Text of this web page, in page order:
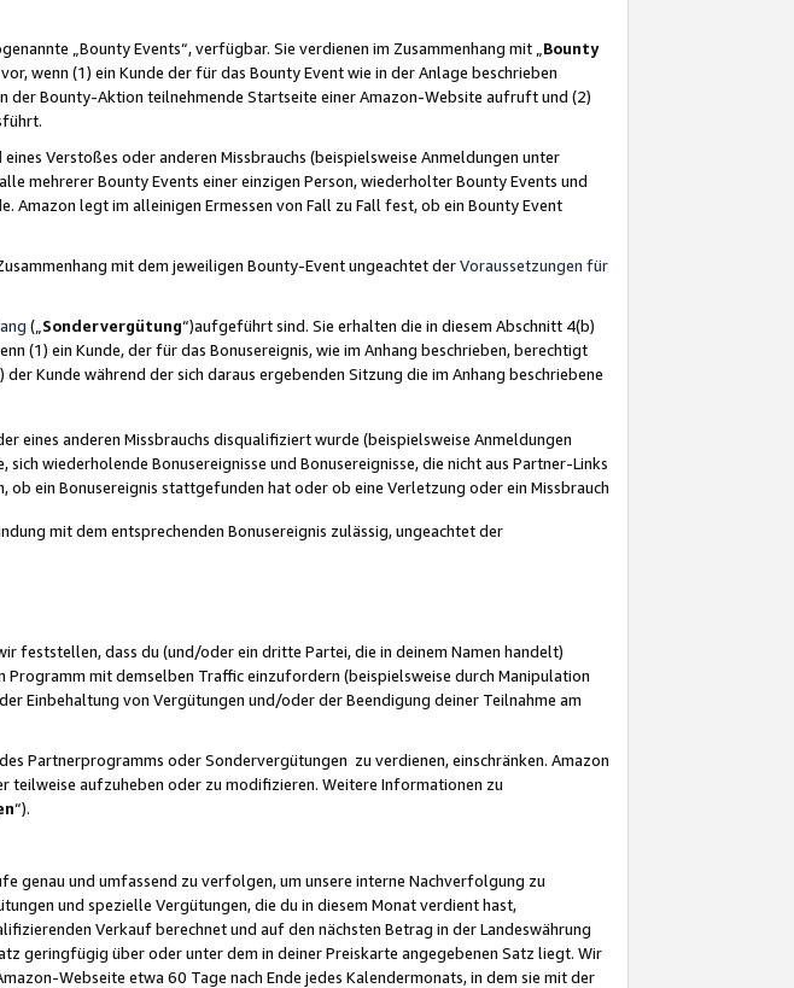
„Bounty Events“, verfügbar. Sie verdienen im Zusammenhang mit „ Bounty
wenn (1) ein Kunde der für das Bounty Event wie in der Anlage beschrieben
der Bounty-Aktion teilnehmende Startseite einer Amazon-Website aufruft und (2)
Verstoßes oder anderen Missbrauchs (beispielsweise Anmeldungen unter
mehrerer Bounty Events einer einzigen Person, wiederholter Bounty Events und
legt im alleinigen Ermessen von Fall zu Fall fest, ob ein Bounty Event
mit dem jeweiligen Bounty-Event ungeachtet derVoraussetzungen für
(„ Sondervergütung“)aufgeführt sind. Sie erhalten die in diesem Abschnitt 4(b)
(1) ein Kunde, der für das Bonusereignis, wie im Anhang beschrieben, berechtigt
Kunde während der sich daraus ergebenden Sitzung die im Anhang beschriebene
eines anderen Missbrauchs disqualifiziert wurde (beispielsweise Anmeldungen
wiederholende Bonusereignisse und Bonusereignisse, die nicht aus Partner-Links
ein Bonusereignis stattgefunden hat oder ob eine Verletzung oder ein Missbrauch
mit dem entsprechenden Bonusereignis zulässig, ungeachtet der
feststellen, dass du (und/oder ein dritte Partei, die in deinem Namen handelt)
mit demselben Traffic einzufordern (beispielsweise durch Manipulation
Einbehaltung von Vergütungen und/oder der Beendigung deiner Teilnahme am
Partnerprogramms oder Sondervergütungen zu verdienen, einschränken. Amazon
teilweise aufzuheben oder zu modifizieren. Weitere Informationen zu
“).
genau und umfassend zu verfolgen, um unsere interne Nachverfolgung zu
und spezielle Vergütungen, die du in diesem Monat verdient hast,
Verkauf berechnet und auf den nächsten Betrag in der Landeswährung
geringfügig über oder unter dem in deiner Preiskarte angegebenen Satz liegt. Wir
Webseite etwa 60 Tage nach Ende jedes Kalendermonats, in dem sie mit der